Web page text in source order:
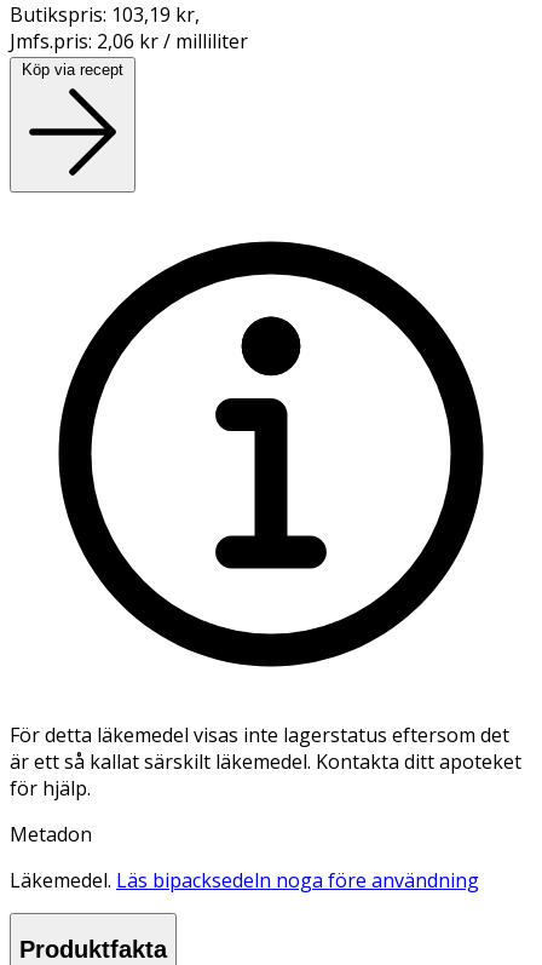
Butikspris: 103,19 kr,
Jmfs.pris: 2,06 kr / milliliter
Köp via recept
För detta läkemedel visas inte lagerstatus eftersom det
är ett så kallat särskilt läkemedel. Kontakta ditt apoteket
för hjälp.
Metadon
Läkemedel. Läs bipacksedeln noga före användning
Produktfakta